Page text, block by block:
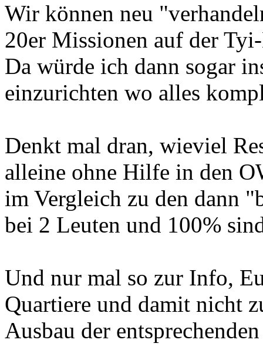
Wir können neu
20er Missionen auf der
Da würde ich dann sogar
einzurichten wo alles
Denkt mal dran, wieviel
alleine ohne Hilfe in den
im Vergleich zu den dann
bei 2 Leuten und 100%
Und nur mal so zur Info,
Quartiere und damit nicht
Ausbau der